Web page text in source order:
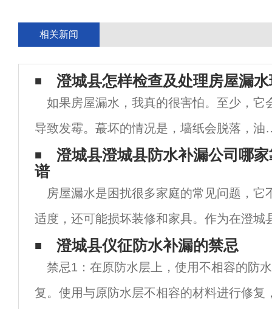
相关新闻
澄城县怎样检查及处理房屋漏
如果房屋漏水，我真的很害怕。至少，它
导致发霉。蕞坏的情况是，墙纸会脱落，油
会变色。堵塞漏水不容易。如果房屋漏水，
要害怕。澄城县屋顶防水补漏教你如何检查
澄城县澄城县防水补漏公司哪
谱
房屋漏水是困扰很多家庭的常见问题，它
适度，还可能损坏装修和家具。作为在澄城
行业多年的从业者，我深知找到一家靠谱的
至关重要。澄城县市场上公司众多，服务质
澄城县仪征防水补漏的禁忌
禁忌1：在原防水层上，使用不相容的防
复。使用与原防水层不相容的材料进行修复